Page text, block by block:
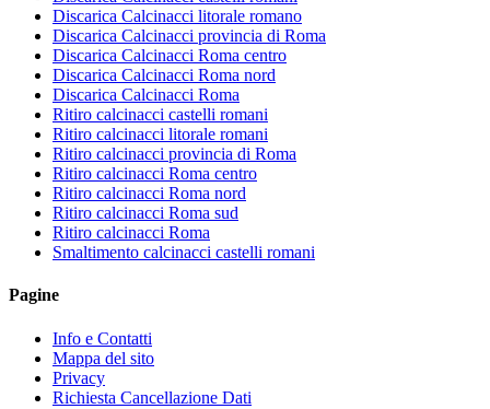
Discarica Calcinacci litorale romano
Discarica Calcinacci provincia di Roma
Discarica Calcinacci Roma centro
Discarica Calcinacci Roma nord
Discarica Calcinacci Roma
Ritiro calcinacci castelli romani
Ritiro calcinacci litorale romani
Ritiro calcinacci provincia di Roma
Ritiro calcinacci Roma centro
Ritiro calcinacci Roma nord
Ritiro calcinacci Roma sud
Ritiro calcinacci Roma
Smaltimento calcinacci castelli romani
Pagine
Info e Contatti
Mappa del sito
Privacy
Richiesta Cancellazione Dati